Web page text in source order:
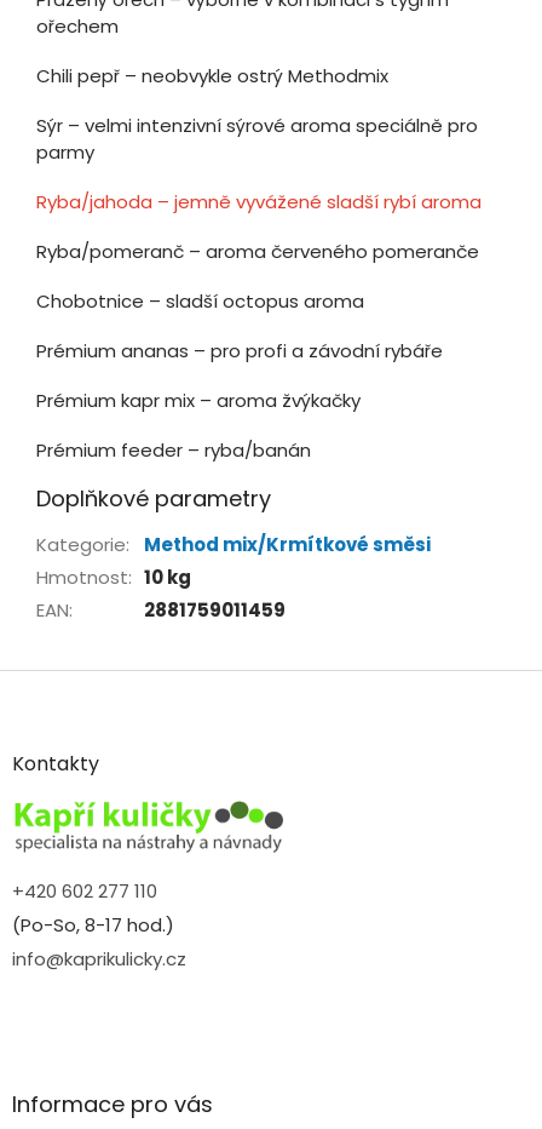
ořechem
Chili pepř – neobvykle ostrý Methodmix
Sýr – velmi intenzivní sýrové aroma speciálně pro
parmy
Ryba/jahoda – jemně vyvážené sladší rybí aroma
Ryba/pomeranč – aroma červeného pomeranče
Chobotnice – sladší octopus aroma
Prémium ananas – pro profi a závodní rybáře
Prémium kapr mix – aroma žvýkačky
Prémium feeder – ryba/banán
Doplňkové parametry
Kategorie:
Method mix/Krmítkové směsi
Hmotnost: 10 kg
EAN: 2881759011459
Z
aKontakty
+420 602 277 110
(Po-So, 8-17 hod.)
info@kaprikulicky.cz
Informace pro vás